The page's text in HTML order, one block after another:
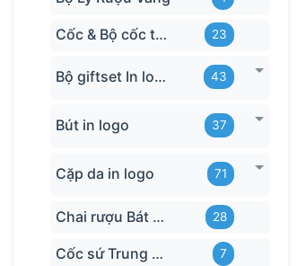
Cốc & Bộ cốc thủy tinh TQ 23
Bộ giftset In logo 43
Bút in logo 37
Cặp da in logo 71
Chai rượu Bát Tràng 28
Cốc sứ Trung Quốc 7